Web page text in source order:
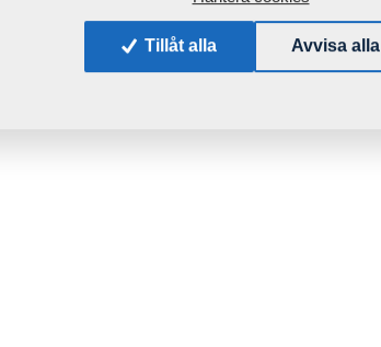
Tillåt alla Avvisa alla